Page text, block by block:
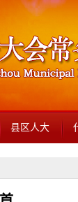
县区人大